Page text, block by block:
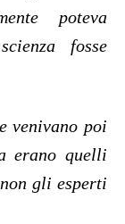
poteva
fosse
venivano poi
erano quelli
gli esperti